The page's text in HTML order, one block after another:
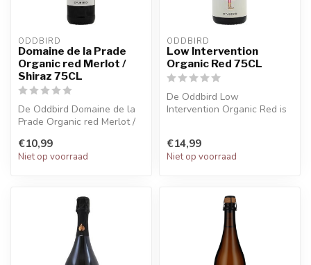
ODDBIRD
Domaine de la Prade
Organic red Merlot /
Shiraz 75CL
De Oddbird Domaine de la
Prade Organic red Merlot /
€10,99
Niet op voorraad
ODDBIRD
Low Intervention
Organic Red 75CL
De Oddbird Low
Intervention Organic Red is
€14,99
Niet op voorraad